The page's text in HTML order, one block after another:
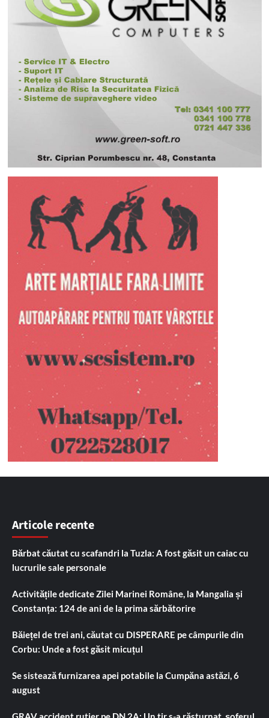
Articole recente
Bărbat căutat cu scafandri la Tuzla: A fost găsit un caiac cu
lucrurile sale personale
Activitățile dedicate Zilei Marinei Române, la Mangalia și
Constanța: 124 de ani de la prima sărbătorire
Băiețel de trei ani, căutat cu DISPERARE pe câmpurile din
Corbu: Unde a fost găsit micuțul
Se sistează furnizarea apei potabile la Cumpăna astăzi, 6
august